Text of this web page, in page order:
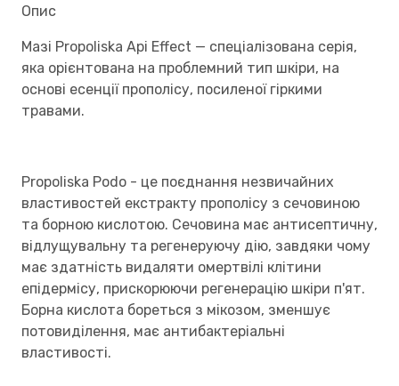
Опис
Мазі Propoliska Api Effect — спеціалізована серія,
яка орієнтована на проблемний тип шкіри, на
основі есенції прополісу, посиленої гіркими
травами.
Propoliska Podo - це поєднання незвичайних
властивостей екстракту прополісу з сечовиною
та борною кислотою. Сечовина має антисептичну,
відлущувальну та регенеруючу дію, завдяки чому
має здатність видаляти омертвілі клітини
епідермісу, прискорюючи регенерацію шкіри п'ят.
Борна кислота бореться з мікозом, зменшує
потовиділення, має антибактеріальні
властивості.